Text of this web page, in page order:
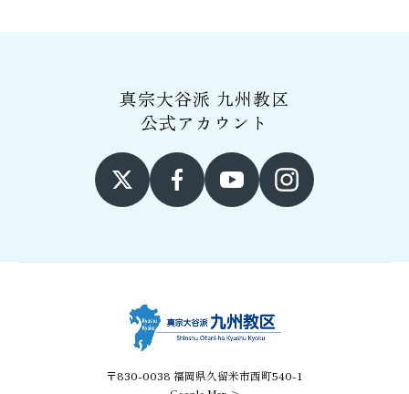
真宗大谷派 九州教区
公式アカウント
〒830-0038 福岡県久留米市西町540-1